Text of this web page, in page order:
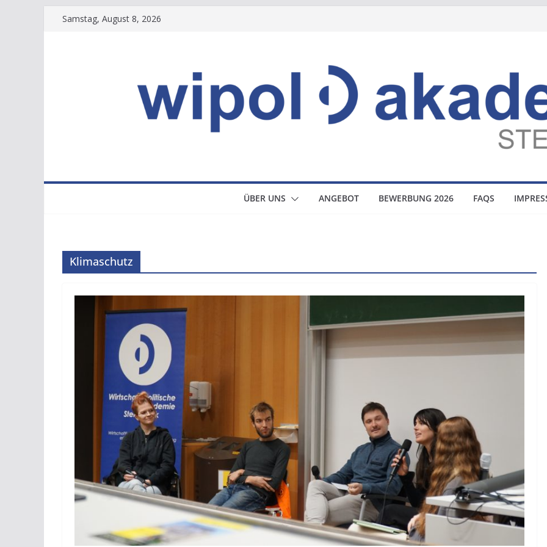
ZumSamstag, August 8, 2026
ÜBER UNS ANGEBOT BEWERBUNG 2026 FAQS
Klimaschutz